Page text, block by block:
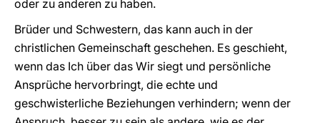
oder zu anderen zu haben.
Brüder und Schwestern, das kann auch in der
christlichen Gemeinschaft geschehen. Es geschieht,
wenn das Ich über das Wir siegt und persönliche
Ansprüche hervorbringt, die echte und
geschwisterliche Beziehungen verhindern; wenn der